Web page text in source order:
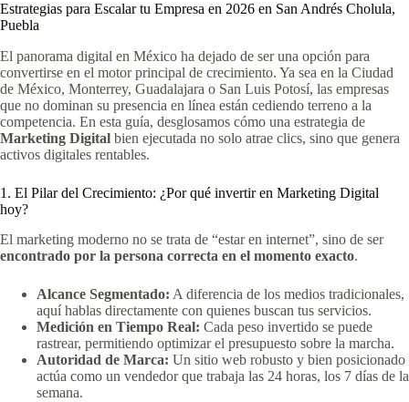
Estrategias para Escalar tu Empresa en 2026 en San Andrés Cholula,
Puebla
El panorama digital en México ha dejado de ser una opción para
convertirse en el motor principal de crecimiento. Ya sea en la Ciudad
de México, Monterrey, Guadalajara o San Luis Potosí, las empresas
que no dominan su presencia en línea están cediendo terreno a la
competencia. En esta guía, desglosamos cómo una estrategia de
Marketing Digital bien ejecutada no solo atrae clics, sino que genera
activos digitales rentables.
1. El Pilar del Crecimiento: ¿Por qué invertir en Marketing Digital
hoy?
El marketing moderno no se trata de “estar en internet”, sino de ser
encontrado por la persona correcta en el momento exacto.
Alcance Segmentado: A diferencia de los medios tradicionales,
aquí hablas directamente con quienes buscan tus servicios.
Medición en Tiempo Real: Cada peso invertido se puede
rastrear, permitiendo optimizar el presupuesto sobre la marcha.
Autoridad de Marca: Un sitio web robusto y bien posicionado
actúa como un vendedor que trabaja las 24 horas, los 7 días de la
semana.